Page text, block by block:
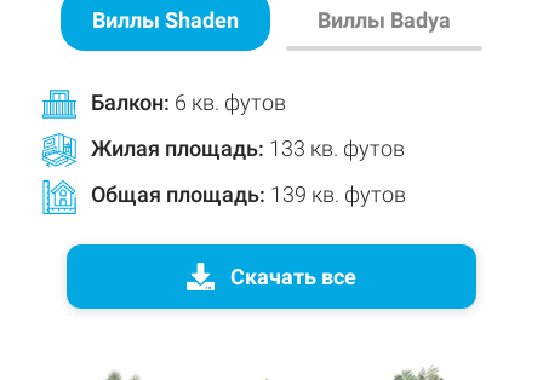
Виллы Shaden Виллы Badya
Балкон: 6 кв. футов
Жилая площадь: 133 кв. футов
Общая площадь: 139 кв. футов
Скачать все